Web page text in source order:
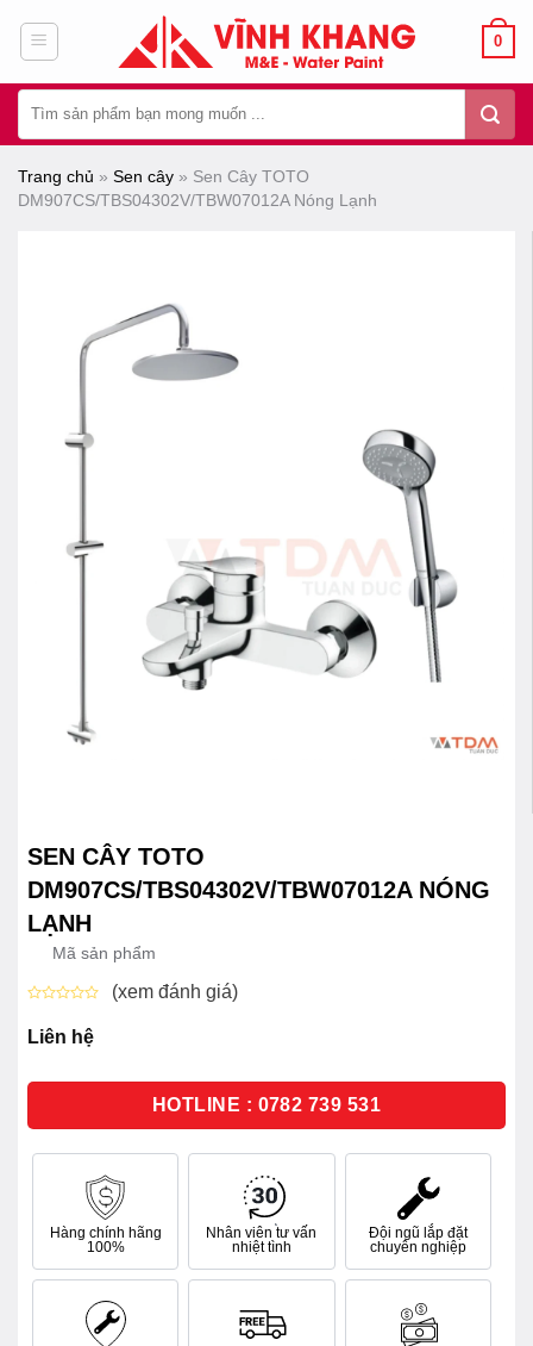
dung
0
kiếm:
Trang chủ » Sen cây » Sen Cây TOTO
DM907CS/TBS04302V/TBW07012A Nóng Lạnh
SEN CÂY TOTO
DM907CS/TBS04302V/TBW07012A NÓNG
LẠNH
Mã sản phẩm
xếp
hạng
sao
(xem đánh giá)
Liên hệ
HOTLINE : 0782 739 531
Hàng chính hãng
100%
Nhân viên tư vấn
nhiệt tình
Đội ngũ lắp đặt
chuyên nghiệp